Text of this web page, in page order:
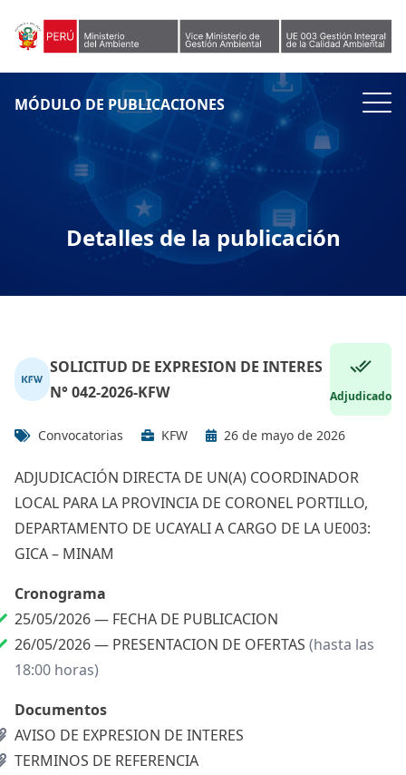
MÓDULO DE PUBLICACIONES
Detalles de la publicación
SOLICITUD DE EXPRESION DE INTERES
N° 042-2026-KFW
Adjudicado
Convocatorias KFW 26 de mayo de 2026
ADJUDICACIÓN DIRECTA DE UN(A) COORDINADOR
LOCAL PARA LA PROVINCIA DE CORONEL PORTILLO,
DEPARTAMENTO DE UCAYALI A CARGO DE LA UE003:
GICA – MINAM
Cronograma
25/05/2026 — FECHA DE PUBLICACION
26/05/2026 — PRESENTACION DE OFERTAS (hasta las
18:00 horas)
Documentos
AVISO DE EXPRESION DE INTERES
TERMINOS DE REFERENCIA